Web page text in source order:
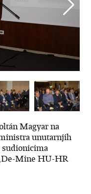
Magyar na
unutarnjih
Mine HU-HR